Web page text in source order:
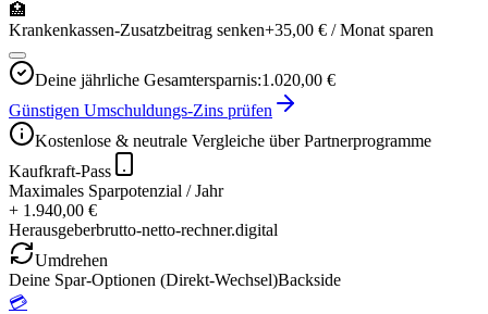
🏥
Krankenkassen-Zusatzbeitrag senken+35,00 € / Monat sparen
Deine jährliche Gesamtersparnis:1.020,00 €
Günstigen Umschuldungs-Zins prüfen
Kostenlose & neutrale Vergleiche über Partnerprogramme
Kaufkraft-Pass
Maximales Sparpotenzial / Jahr
+ 1.940,00 €
Herausgeberbrutto-netto-rechner.digital
Umdrehen
Deine Spar-Optionen (Direkt-Wechsel)Backside
💳